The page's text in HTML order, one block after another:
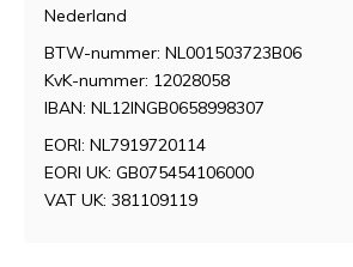
Nederland
BTW-nummer: NL001503723B06
KvK-nummer: 12028058
IBAN: NL12INGB0658998307
EORI: NL7919720114
EORI UK: GB075454106000
VAT UK: 381109119